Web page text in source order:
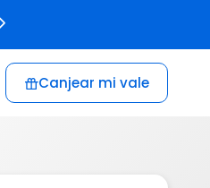
Canjear mi vale